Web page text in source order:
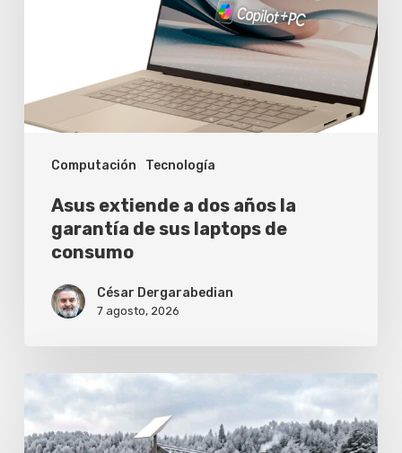
Computación Tecnología
de
laptops
consumo
Asus extiende a dos años la
garantía de sus laptops de
consumo
César Dergarabedian
7 agosto, 2026
evitar
que